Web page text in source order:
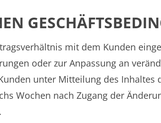
mit dem Kunden
oder zur Anpassung an
unter Mitteilung des
Wochen nach Zugang der